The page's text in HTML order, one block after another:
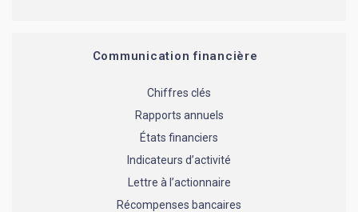
Communication financière
Chiffres clés
Rapports annuels
États financiers
Indicateurs d’activité
Lettre à l’actionnaire
Récompenses bancaires